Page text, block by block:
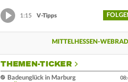
1:15 V-Tipps
MITTELHESSEN-
THEMEN-TICKER
Badeunglück in Marburg